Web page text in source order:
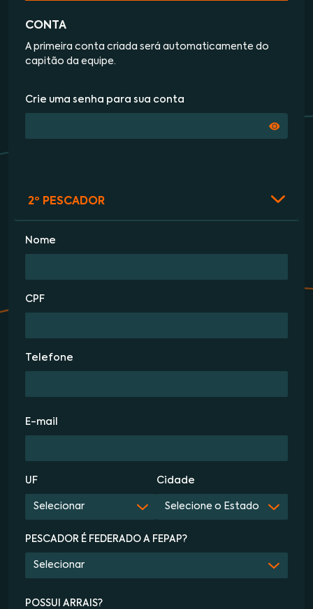
CONTA
A primeira conta criada será automaticamente do
capitão da equipe.
Crie uma senha para sua conta
2º PESCADOR
Nome
CPF
Telefone
E-mail
UF Cidade
PESCADOR É FEDERADO A FEPAP?
POSSUI ARRAIS?